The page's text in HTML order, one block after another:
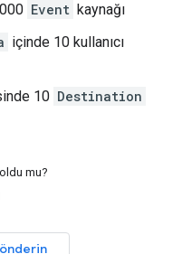
Event kaynağı
içinde 10 kullanıcı
10 Destination
mu?